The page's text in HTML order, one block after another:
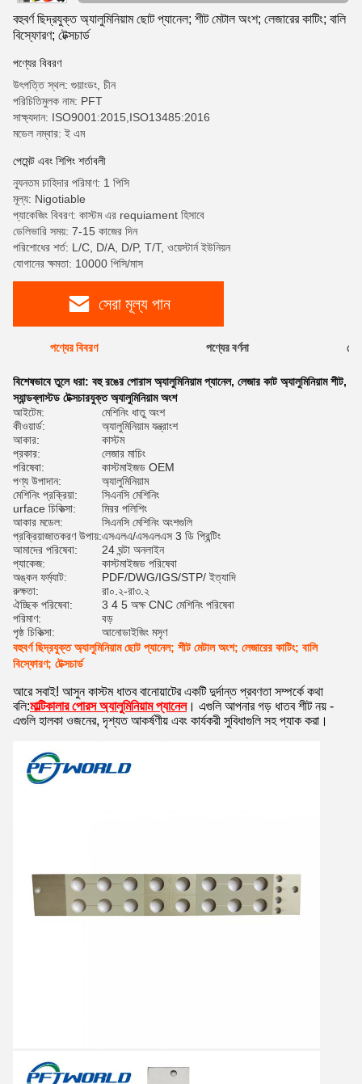
বহুবর্ণ ছিদ্রযুক্ত অ্যালুমিনিয়াম ছোট প্যানেল; শীট মেটাল অংশ; লেজারের কাটিং; বালি
বিস্ফোরণ; টেক্সচার্ড
পণ্যের বিবরণ
উৎপত্তি স্থল: গুয়াংডং, চীন
পরিচিতিমুলক নাম: PFT
সাক্ষ্যদান: ISO9001:2015,ISO13485:2016
মডেল নম্বার: ই এম
পেমেন্ট এবং শিপিং শর্তাবলী
ন্যূনতম চাহিদার পরিমাণ: 1 পিসি
মূল্য: Nigotiable
প্যাকেজিং বিবরণ: কাস্টম এর requiament হিসাবে
ডেলিভারি সময়: 7-15 কাজের দিন
পরিশোধের শর্ত: L/C, D/A, D/P, T/T, ওয়েস্টার্ন ইউনিয়ন
যোগানের ক্ষমতা: 10000 পিসি/মাস
সেরা মূল্য পান
পণ্যের বিবরণ পণ্যের বর্ণনা
বিশেষভাবে তুলে ধরা: বহু রঙের পোরাস অ্যালুমিনিয়াম প্যানেল, লেজার কাট অ্যালুমিনিয়াম শীট,
স্যান্ডব্লাস্টড টেক্সচারযুক্ত অ্যালুমিনিয়াম অংশ
আইটেম:
মেশিনিং ধাতু অংশ
কীওয়ার্ড:
অ্যালুমিনিয়াম যন্ত্রাংশ
আকার:
কাস্টম
প্রকার:
লেজার মাচিং
পরিষেবা:
কাস্টমাইজড OEM
পণ্য উপাদান:
অ্যালুমিনিয়াম
মেশিনিং প্রক্রিয়া:
সিএনসি মেশিনিং
urface চিকিত্সা:
মিরর পলিশিং
আকার মডেল:
সিএনসি মেশিনিং অংশগুলি
প্রক্রিয়াজাতকরণ উপায়:এসএলএ/এসএলএস 3 ডি প্রিন্টিং
আমাদের পরিষেবা:
24 ঘন্টা অনলাইন
প্যাকেজ:
কাস্টমাইজড পরিষেবা
অঙ্কন ফর্ম্যাট:
PDF/DWG/IGS/STP/ ইত্যাদি
রুক্ষতা:
রা০.২-রা৩.২
ঐচ্ছিক পরিষেবা:
3 4 5 অক্ষ CNC মেশিনিং পরিষেবা
পরিমাণ:
বড়
পৃষ্ঠ চিকিত্সা:
আনোডাইজিং মসৃণ
বহুবর্ণ ছিদ্রযুক্ত অ্যালুমিনিয়াম ছোট প্যানেল; শীট মেটাল অংশ; লেজারের কাটিং; বালি
বিস্ফোরণ; টেক্সচার্ড
আরে সবাই! আসুন কাস্টম ধাতব বানোয়াটের একটি দুর্দান্ত প্রবণতা সম্পর্কে কথা
বলি:মাল্টিকালার পোরস অ্যালুমিনিয়াম প্যানেল। এগুলি আপনার গড় ধাতব শীট নয় -
এগুলি হালকা ওজনের, দৃশ্যত আকর্ষণীয় এবং কার্যকরী সুবিধাগুলি সহ প্যাক করা।